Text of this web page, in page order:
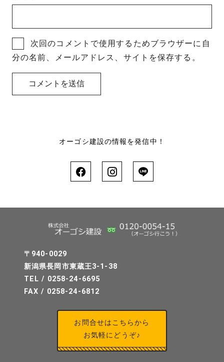
次回のコメントで使用するためブラウザーに自
分の名前、メールアドレス、サイトを保存する。
オーゴシ建設の情報を発信中！
〒940-0029
新潟県長岡市東蔵王3-1-38
TEL / 0258-24-6695
FAX / 0258-24-6812
お問合せはこちらから
お気軽にどうぞ♪